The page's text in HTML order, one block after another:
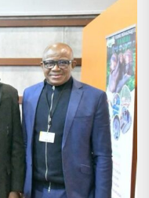
présence
en faveur
agricole